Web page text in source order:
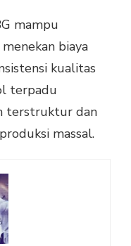
mampu
menekan biaya
kualitas
terpadu
terstruktur dan
massal.